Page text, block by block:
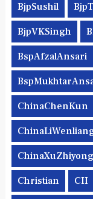
BjpSushil
BjpVKSingh
BspAfzalAnsari
ChinaChenKun
ChinaXuZhiyong
Christian CII